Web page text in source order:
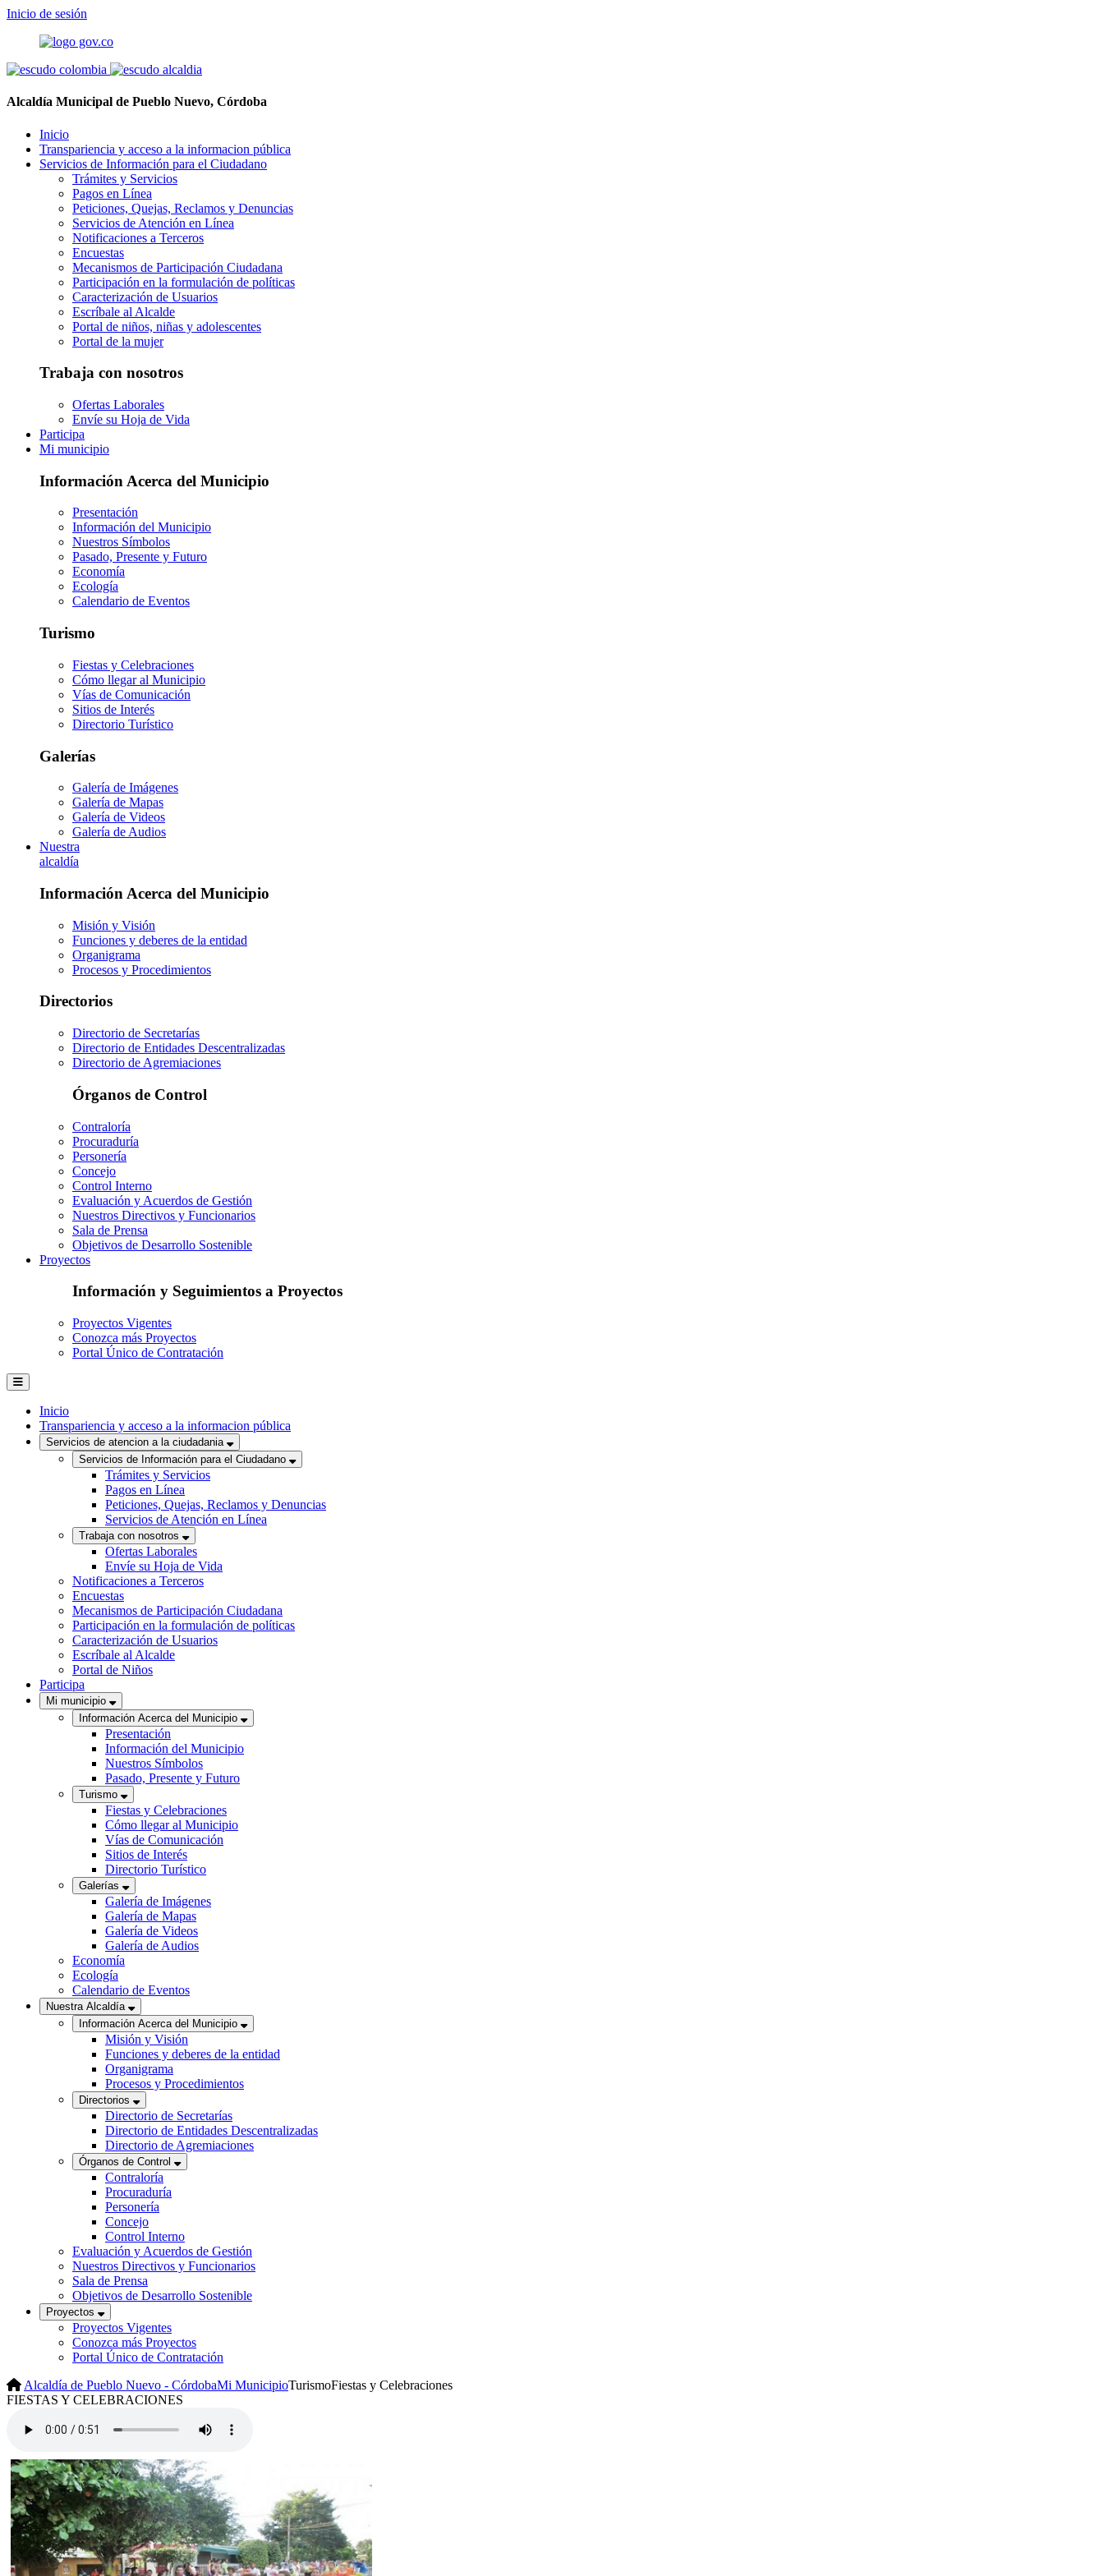
Inicio de sesión
Alcaldía Municipal de Pueblo Nuevo, Córdoba
Inicio
Transpariencia y acceso a la informacion pública
Servicios de Información para el Ciudadano
Trámites y Servicios
Pagos en Línea
Peticiones, Quejas, Reclamos y Denuncias
Servicios de Atención en Línea
Notificaciones a Terceros
Encuestas
Mecanismos de Participación Ciudadana
Participación en la formulación de políticas
Caracterización de Usuarios
Escríbale al Alcalde
Portal de niños, niñas y adolescentes
Portal de la mujer
Trabaja con nosotros
Ofertas Laborales
Envíe su Hoja de Vida
Participa
Mi municipio
Información Acerca del Municipio
Presentación
Información del Municipio
Nuestros Símbolos
Pasado, Presente y Futuro
Economía
Ecología
Calendario de Eventos
Turismo
Fiestas y Celebraciones
Cómo llegar al Municipio
Vías de Comunicación
Sitios de Interés
Directorio Turístico
Galerías
Galería de Imágenes
Galería de Mapas
Galería de Videos
Galería de Audios
Nuestra
alcaldía
Información Acerca del Municipio
Misión y Visión
Funciones y deberes de la entidad
Organigrama
Procesos y Procedimientos
Directorios
Directorio de Secretarías
Directorio de Entidades Descentralizadas
Directorio de Agremiaciones
Órganos de Control
Contraloría
Procuraduría
Personería
Concejo
Control Interno
Evaluación y Acuerdos de Gestión
Nuestros Directivos y Funcionarios
Sala de Prensa
Objetivos de Desarrollo Sostenible
Proyectos
Información y Seguimientos a Proyectos
Proyectos Vigentes
Conozca más Proyectos
Portal Único de Contratación
Inicio
Transpariencia y acceso a la informacion pública
Servicios de atencion a la ciudadania
Servicios de Información para el Ciudadano
Trámites y Servicios
Pagos en Línea
Peticiones, Quejas, Reclamos y Denuncias
Servicios de Atención en Línea
Trabaja con nosotros
Ofertas Laborales
Envíe su Hoja de Vida
Notificaciones a Terceros
Encuestas
Mecanismos de Participación Ciudadana
Participación en la formulación de políticas
Caracterización de Usuarios
Escríbale al Alcalde
Portal de Niños
Participa
Mi municipio
Información Acerca del Municipio
Presentación
Información del Municipio
Nuestros Símbolos
Pasado, Presente y Futuro
Turismo
Fiestas y Celebraciones
Cómo llegar al Municipio
Vías de Comunicación
Sitios de Interés
Directorio Turístico
Galerías
Galería de Imágenes
Galería de Mapas
Galería de Videos
Galería de Audios
Economía
Ecología
Calendario de Eventos
Nuestra Alcaldía
Información Acerca del Municipio
Misión y Visión
Funciones y deberes de la entidad
Organigrama
Procesos y Procedimientos
Directorios
Directorio de Secretarías
Directorio de Entidades Descentralizadas
Directorio de Agremiaciones
Órganos de Control
Contraloría
Procuraduría
Personería
Concejo
Control Interno
Evaluación y Acuerdos de Gestión
Nuestros Directivos y Funcionarios
Sala de Prensa
Objetivos de Desarrollo Sostenible
Proyectos
Proyectos Vigentes
Conozca más Proyectos
Portal Único de Contratación
Alcaldía de Pueblo Nuevo - CórdobaMi MunicipioTurismoFiestas y Celebraciones
​FIESTAS Y CELEBRACIONES​